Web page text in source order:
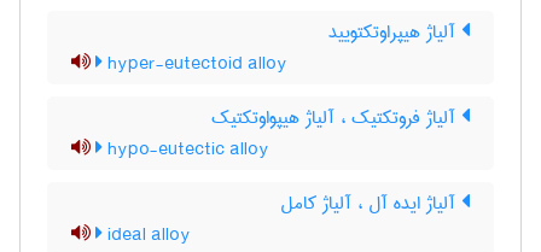
آلیاژ هیپراوتکتویید
hyper-eutectoid alloy
آلیاژ فروتکتیک ، آلیاژ هیپواوتکتیک
hypo-eutectic alloy
آلیاژ ایده آل ، آلیاژ کامل
ideal alloy